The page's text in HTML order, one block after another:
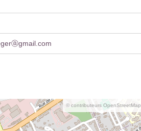
© contributeurs OpenStreetMap